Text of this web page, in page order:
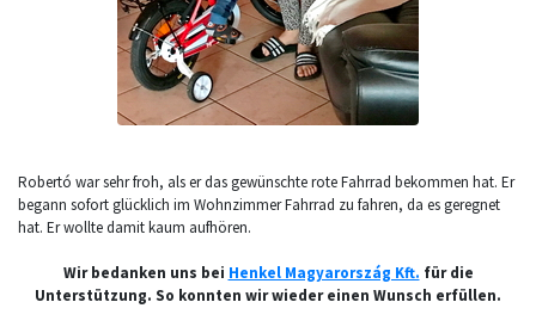
Robertó war sehr froh, als er das gewünschte rote Fahrrad bekommen hat. Er
begann sofort glücklich im Wohnzimmer Fahrrad zu fahren, da es geregnet
hat. Er wollte damit kaum aufhören.
Wir bedanken uns bei Henkel Magyarország Kft. für die
Unterstützung. So konnten wir wieder einen Wunsch erfüllen.